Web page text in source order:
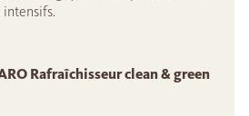
Rafraîchisseur clean & green